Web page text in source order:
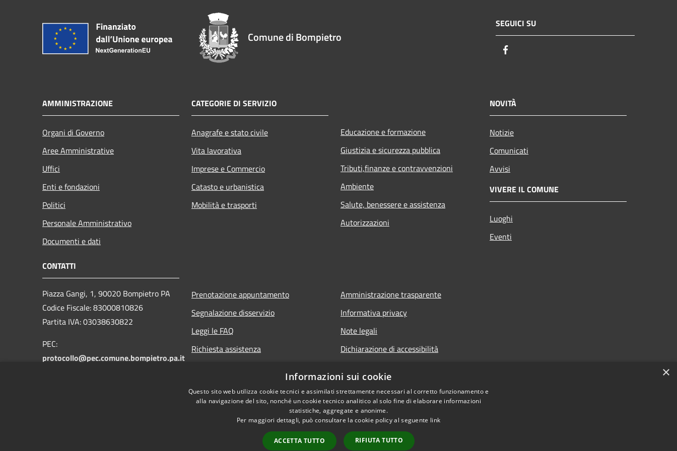
Comune di Bompietro
SEGUICI SU
AMMINISTRAZIONE
Organi di Governo
Aree Amministrative
Uffici
Enti e fondazioni
Politici
Personale Amministrativo
Documenti e dati
CATEGORIE DI SERVIZIO
Anagrafe e stato civile
Vita lavorativa
Imprese e Commercio
Catasto e urbanistica
Mobilità e trasporti
Educazione e formazione
Giustizia e sicurezza pubblica
Tributi,finanze e contravvenzioni
Ambiente
Salute, benessere e assistenza
Autorizzazioni
NOVITÀ
Notizie
Comunicati
Avvisi
VIVERE IL COMUNE
Luoghi
Eventi
CONTATTI
Piazza Gangi, 1, 90020 Bompietro PA
Codice Fiscale: 83000810826
Partita IVA: 03038630822
PEC:
protocollo@pec.comune.bompietro.pa.it
Prenotazione appuntamento
Segnalazione disservizio
Leggi le FAQ
Richiesta assistenza
Amministrazione trasparente
Informativa privacy
Note legali
Dichiarazione di accessibilità
×
Informazioni sui cookie
Questo sito web utilizza cookie tecnici e assimilati strettamente necessari al corretto funzionamento e
alla navigazione del sito, nonché un cookie tecnico analitico al solo fine di elaborare informazioni
statistiche, aggregate e anonime.
Per maggiori dettagli, può consultare la cookie policy al seguente link
ACCETTA TUTTO RIFIUTA TUTTO